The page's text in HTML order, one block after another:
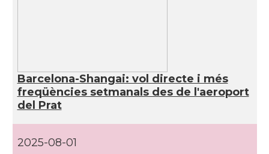
Barcelona-Shangai: vol directe i més
freqüències setmanals des de l'aeroport
del Prat
2025-08-01